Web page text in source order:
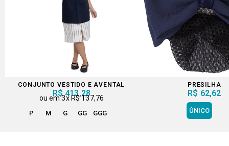
CONJUNTO VESTIDO E AVENTAL
R$ 413,28
3x R$ 137,76
P M G GG GGG
PRESILHA
R$ 62,62
ÚNICO